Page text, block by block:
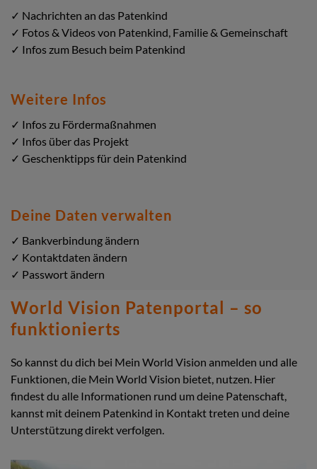
✓ Nachrichten an das Patenkind
✓ Fotos & Videos von Patenkind, Familie & Gemeinschaft
✓ Infos zum Besuch beim Patenkind
Weitere Infos
✓ Infos zu Fördermaßnahmen
✓ Infos über das Projekt
✓ Geschenktipps für dein Patenkind
Deine Daten verwalten
✓ Bankverbindung ändern
✓ Kontaktdaten ändern
✓ Passwort ändern
World Vision Patenportal – so
funktionierts
So kannst du dich bei Mein World Vision anmelden und alle
Funktionen, die Mein World Vision bietet, nutzen. Hier
findest du alle Informationen rund um deine Patenschaft,
kannst mit deinem Patenkind in Kontakt treten und deine
Unterstützung direkt verfolgen.